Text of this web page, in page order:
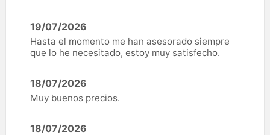
19/07/2026
Hasta el momento me han asesorado siempre
que lo he necesitado, estoy muy satisfecho.
18/07/2026
Muy buenos precios.
18/07/2026